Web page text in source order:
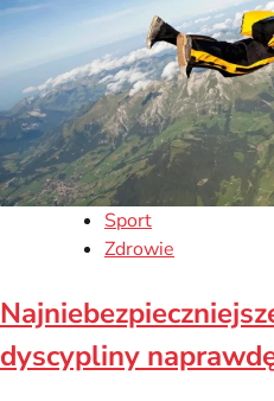
Sport
Zdrowie
dyscypliny